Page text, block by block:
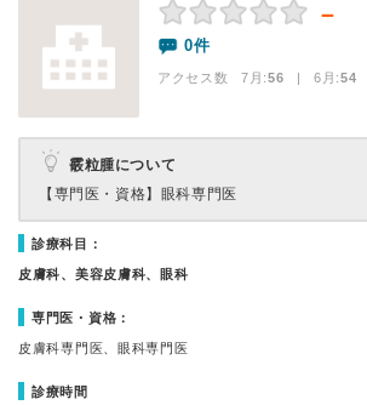
－
0件
アクセス数 7月:56 | 6月:54
霰粒腫について
【専門医・資格】 眼科専門医
診療科目：
皮膚科、美容皮膚科、眼科
専門医・資格：
皮膚科専門医、眼科専門医
診療時間